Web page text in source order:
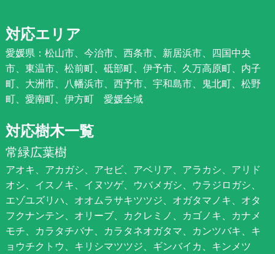
対応エリア
愛媛県：松山市、今治市、西条市、新居浜市、四国中央
市、東温市、松前町、砥部町、伊予市、久万高原町、内子
町、大洲市、八幡浜市、西予市、宇和島市、鬼北町、松野
町、愛南町、伊方町 愛媛全域
対応樹木一覧
常緑広葉樹
アオキ、アカガシ、アセビ、アベリア、アラカシ、アリド
オシ、イスノキ、イヌツゲ、ウバメガシ、ウラジロガシ、
エゾユズリハ、オオムラサキツツジ、オガタマノキ、オタ
フクナンテン、オリーブ、カクレミノ、カゴノキ、カナメ
モチ、カラタチバナ、カラタネオガタマ、カンツバキ、キ
ョウチクトウ、キリシマツツジ、ギンバイカ、キンメツ